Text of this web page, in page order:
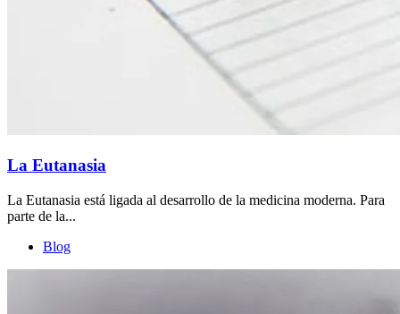
La Eutanasia
La Eutanasia está ligada al desarrollo de la medicina moderna. Para
parte de la...
Blog